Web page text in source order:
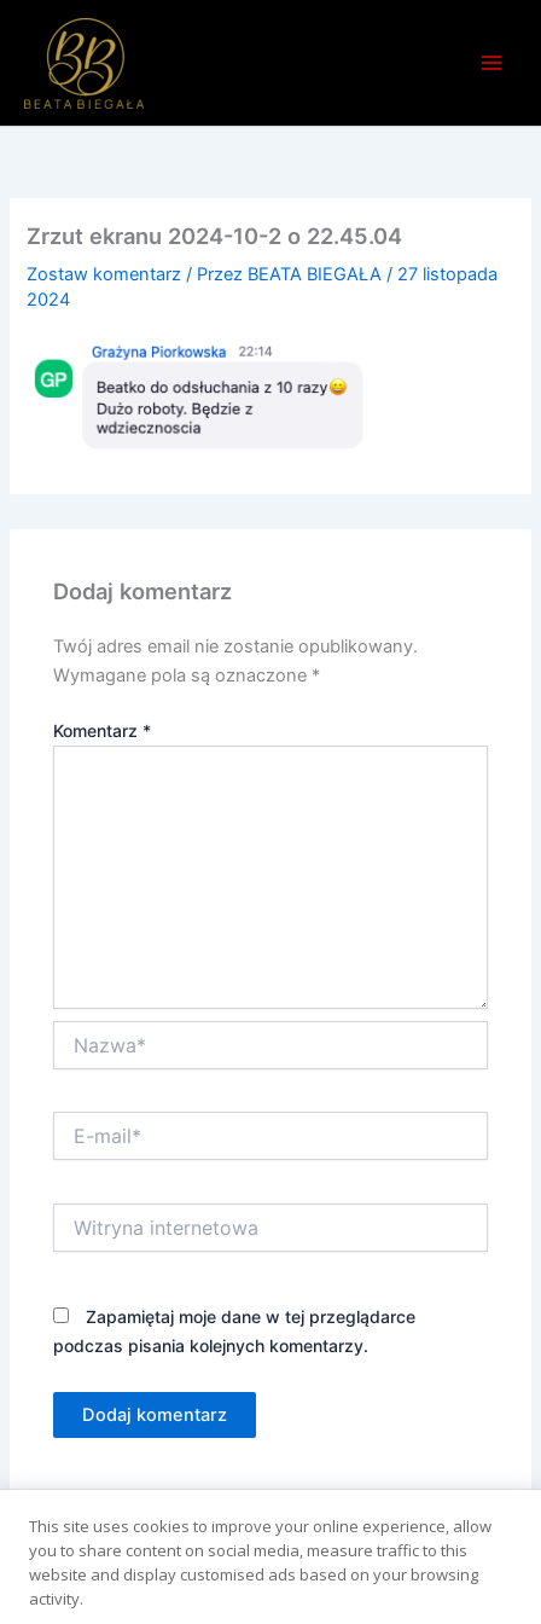
Zrzut ekranu 2024-10-2 o 22.45.04
Zostaw komentarz / Przez BEATA BIEGAŁA/ 27 listopada
2024
Dodaj komentarz
Twój adres email nie zostanie opublikowany.
Wymagane pola są oznaczone *
Komentarz *
mail*
internetowa
Zapamiętaj moje dane w tej przeglądarce
podczas pisania kolejnych komentarzy.
This site uses cookies to improve your online experience, allow
you to share content on social media, measure traffic to this
website and display customised ads based on your browsing
activity.